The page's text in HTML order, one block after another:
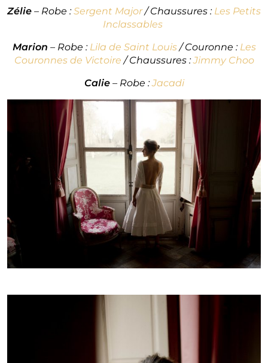
Zélie – Robe :Sergent Major/ Chaussures : Les Petits
Inclassables
Marion – Robe : Lila de Saint Louis/ Couronne : Les
Couronnes de Victoire / Chaussures :Jimmy Choo
Calie– Robe :Jacadi